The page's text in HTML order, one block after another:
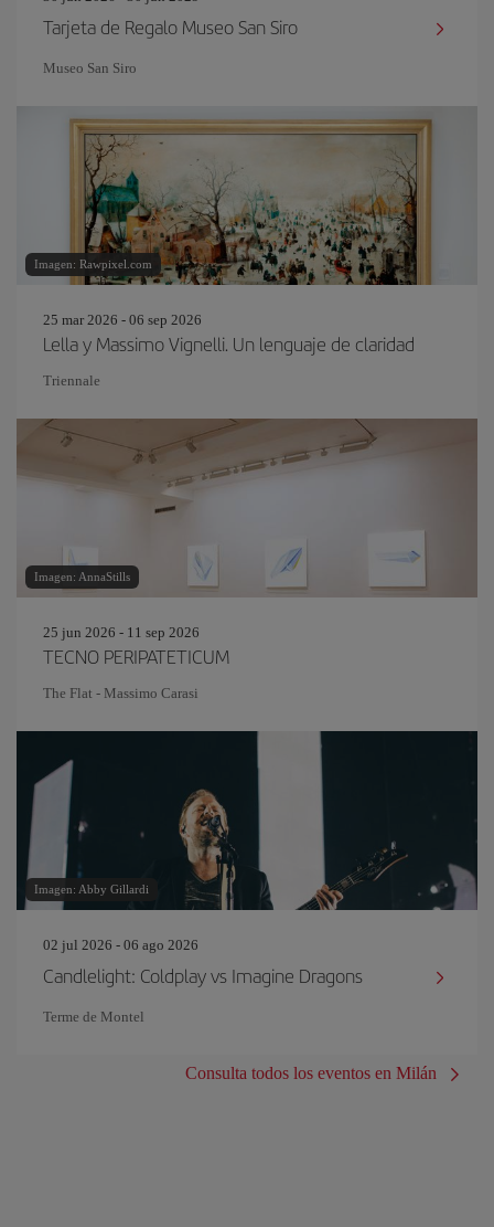
Tarjeta de Regalo Museo San Siro
Museo San Siro
Imagen: Rawpixel.com
25 mar 2026 - 06 sep 2026
Lella y Massimo Vignelli. Un lenguaje de claridad
Triennale
Imagen: AnnaStills
25 jun 2026 - 11 sep 2026
TECNO PERIPATETICUM
The Flat - Massimo Carasi
Imagen: Abby Gillardi
02 jul 2026 - 06 ago 2026
Candlelight: Coldplay vs Imagine Dragons
Terme de Montel
Consulta todos los eventos en Milán